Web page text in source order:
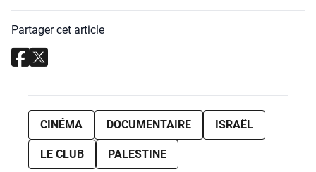
Partager cet article
CINÉMA DOCUMENTAIRE ISRAËL
LE CLUB PALESTINE